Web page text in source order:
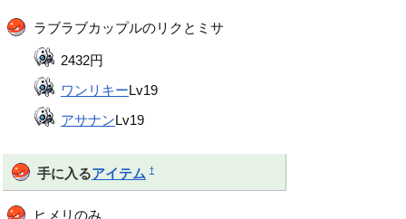
ラブラブカップルのリクとミサ
2432円
ワンリキーLv19
アサナンLv19
手に入るアイテム †
ヒメリのみ